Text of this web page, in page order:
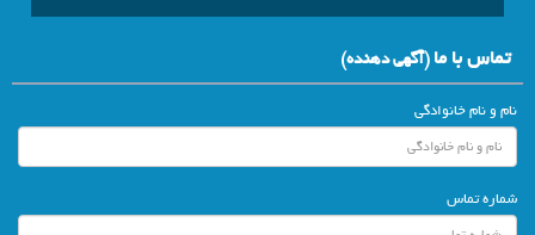
تماس با ما(آگهي دهنده)
نام و نام خانوادگی
شماره تماس